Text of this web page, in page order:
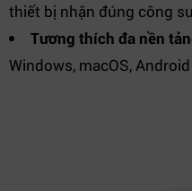
thiết bị nhận đúng công
Tương thích đa nền
Windows, macOS,